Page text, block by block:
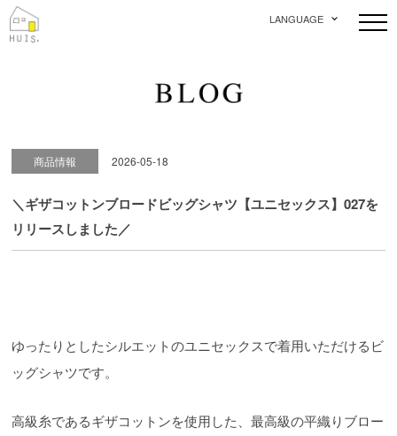
LANGUAGE
商品情報 2026-05-18
＼ギザコットンブロードビッグシャツ【ユニセックス】027を
リリースしました／
ゆったりとしたシルエットのユニセックスで着用いただけるビ
ッグシャツです。
高級糸であるギザコットンを使用した、最高級の平織りブロー